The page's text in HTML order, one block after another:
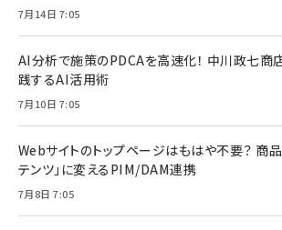
7月14日 7:05
AI分析で施策のPDCAを高速化！ 中川政七
践するAI活用術
7月10日 7:05
Webサイトのトップページはもはや不要？ 商
テンツ」に変えるPIM/DAM連携
7月8日 7:05